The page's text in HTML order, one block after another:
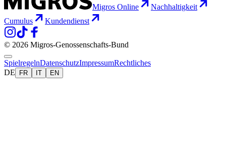
Migros Online
Nachhaltigkeit
Cumulus
Kundendienst
© 2026 Migros-Genossenschafts-Bund
SpielregelnDatenschutzImpressumRechtliches
DE
FR IT EN